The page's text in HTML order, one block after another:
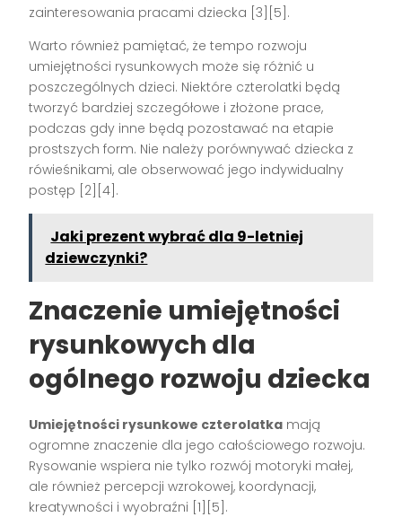
zainteresowania pracami dziecka [3][5].
Warto również pamiętać, że tempo rozwoju
umiejętności rysunkowych może się różnić u
poszczególnych dzieci. Niektóre czterolatki będą
tworzyć bardziej szczegółowe i złożone prace,
podczas gdy inne będą pozostawać na etapie
prostszych form. Nie należy porównywać dziecka z
rówieśnikami, ale obserwować jego indywidualny
postęp [2][4].
Jaki prezent wybrać dla 9-letniej
dziewczynki?
Znaczenie umiejętności
rysunkowych dla
ogólnego rozwoju dziecka
Umiejętności rysunkowe czterolatka mają
ogromne znaczenie dla jego całościowego rozwoju.
Rysowanie wspiera nie tylko rozwój motoryki małej,
ale również percepcji wzrokowej, koordynacji,
kreatywności i wyobraźni [1][5].